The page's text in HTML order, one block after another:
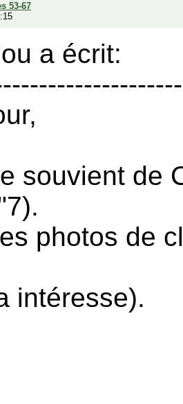
53-67
a écrit:
souvient de
photos de
intéresse).